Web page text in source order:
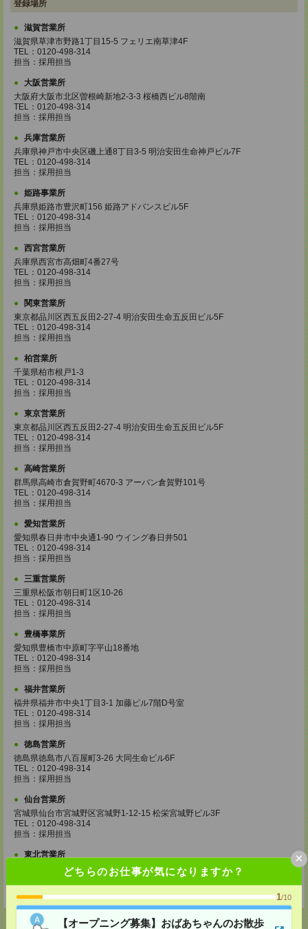
どちらのお仕事が気になりますか？
1/10
【オープニング募集】おばあちゃんのお散歩
×
登録場所
滋賀営業所
滋賀県草津市野路1丁目15-5 フェリエ南草津4F
TEL：0120-498-314
担当：採用担当
大阪営業所
大阪府大阪市北区曽根崎新地2-3-3 桜橋西ビル8階南
TEL：0120-498-314
担当：採用担当
兵庫営業所
兵庫県神戸市中央区磯上通8丁目3-5 明治安田生命神戸ビル7F
TEL：0120-498-314
担当：採用担当
姫路事業所
兵庫県姫路市豊沢町156 姫路アドバンスビル5F
TEL：0120-498-314
担当：採用担当
西宮営業所
兵庫県西宮市高畑町4番27号
TEL：0120-498-314
担当：採用担当
関東営業所
東京都品川区西五反田2-27-4 明治安田生命五反田ビル5F
TEL：0120-498-314
担当：採用担当
柏営業所
千葉県柏市根戸1-3
TEL：0120-498-314
担当：採用担当
東京営業所
東京都品川区西五反田2-27-4 明治安田生命五反田ビル5F
TEL：0120-498-314
担当：採用担当
高崎営業所
群馬県高崎市倉賀野町4670-3 アーバン倉賀野101号
TEL：0120-498-314
担当：採用担当
愛知営業所
愛知県春日井市中央通1-90 ウイング春日井501
TEL：0120-498-314
担当：採用担当
三重営業所
三重県松阪市朝日町1区10-26
TEL：0120-498-314
担当：採用担当
豊橋事業所
愛知県豊橋市中原町字平山18番地
TEL：0120-498-314
担当：採用担当
福井営業所
福井県福井市中央1丁目3-1 加藤ビル7階D号室
TEL：0120-498-314
担当：採用担当
徳島営業所
徳島県徳島市八百屋町3-26 大同生命ビル6F
TEL：0120-498-314
担当：採用担当
仙台営業所
宮城県仙台市宮城野区宮城野1-12-15 松栄宮城野ビル3F
TEL：0120-498-314
担当：採用担当
東北営業所
宮城県仙台市宮城野区宮城野1-12-15 松栄宮城野ビル3F
TEL：0120-498-314